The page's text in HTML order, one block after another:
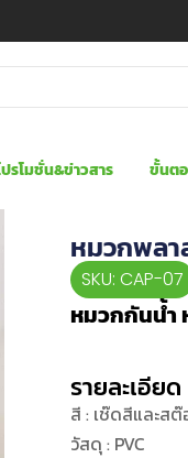
ปรโมชั่น&ข่าวสาร ขั้นต
หมวกพลา
SKU: CAP-07
หมวกกันน้ำ
รายละเอียด
สี : เช๊ดสีและส
วัสดุ : PVC